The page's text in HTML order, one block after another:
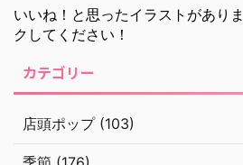
いいね！と思ったイラストがあり
クしてください！
カテゴリー
店頭ポップ (103)